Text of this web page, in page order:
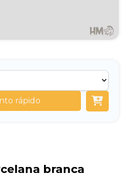
rápido
branca